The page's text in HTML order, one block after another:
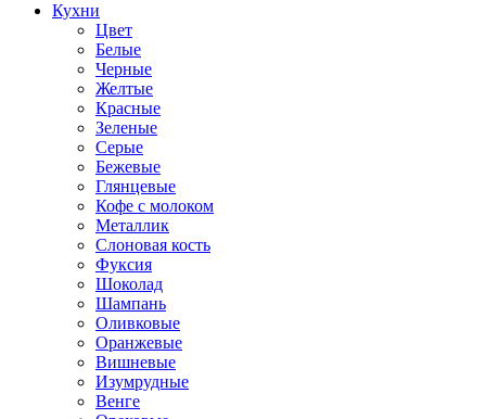
Кухни
Цвет
Белые
Черные
Желтые
Красные
Зеленые
Серые
Бежевые
Глянцевые
Кофе с молоком
Металлик
Слоновая кость
Фуксия
Шоколад
Шампань
Оливковые
Оранжевые
Вишневые
Изумрудные
Венге